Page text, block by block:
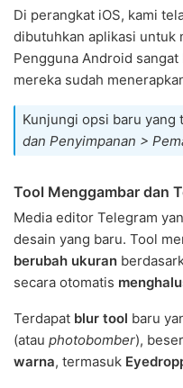
Di perangkat iOS, kami
dibutuhkan aplikasi untuk
Pengguna Android
mereka sudah
Kunjungi opsi baru yang
dan Penyimpanan >
Tool Menggambar dan
Media editor Telegram
desain yang baru. Tool
berubah ukuran
secara otomatis
Terdapat blur tool baru
(atau photobomber),
warna, termasuk